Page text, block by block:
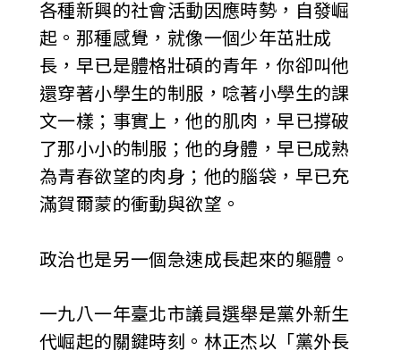
各種新興的社會活動因應時勢，自發崛
起。那種感覺，就像一個少年茁壯成
長，早已是體格壯碩的青年，你卻叫他
還穿著小學生的制服，唸著小學生的課
文一樣；事實上，他的肌肉，早已撐破
了那小小的制服；他的身體，早已成熟
為青春欲望的肉身；他的腦袋，早已充
滿賀爾蒙的衝動與欲望。
政治也是另一個急速成長起來的軀體。
一九八一年臺北市議員選舉是黨外新生
代崛起的關鍵時刻。林正杰以「黨外長